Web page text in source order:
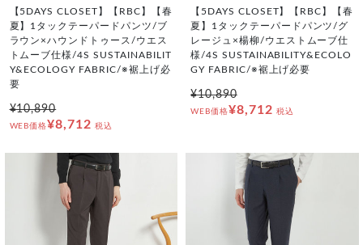
【5DAYS CLOSET】【RBC】【春
夏】1タックテーパードパンツ/ブ
ラウン×ハウンドトゥース/ウエス
トムーブ仕様/4S SUSTAINABILIT
Y&ECOLOGY FABRIC/※裾上げ必
要
¥10,890
WEB価格¥8,712 税込
【5DAYS CLOSET】【RBC】【春
夏】1タックテーパードパンツ/グ
レージュ×楊柳/ウエストムーブ仕
様/4S SUSTAINABILITY&ECOLO
GY FABRIC/※裾上げ必要
¥10,890
WEB価格¥8,712 税込